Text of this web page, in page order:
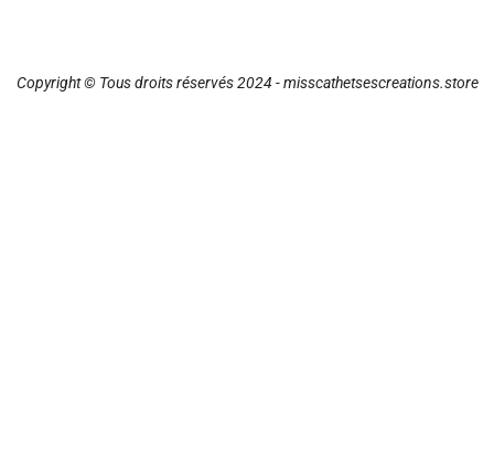
Copyright © Tous droits réservés 2024 - misscathetsescreations.store